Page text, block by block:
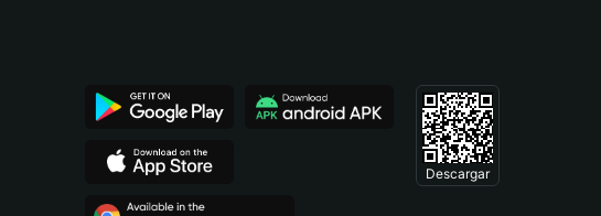
Descargar